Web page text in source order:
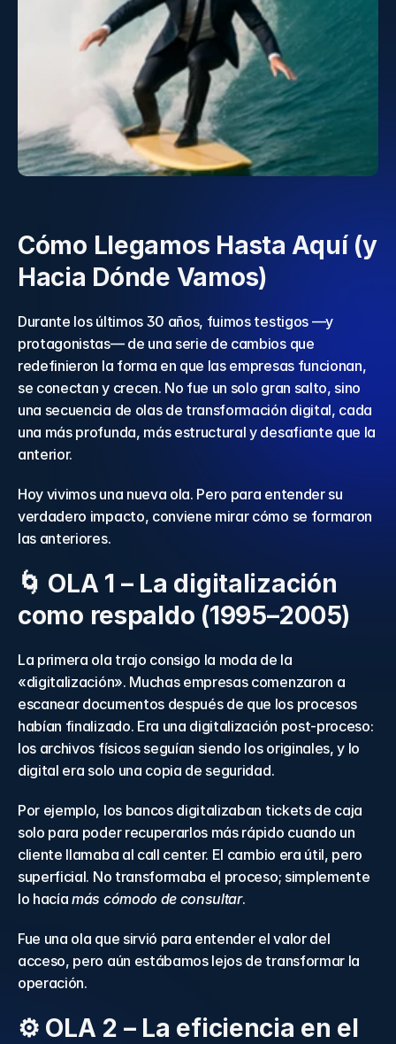
Cómo Llegamos Hasta Aquí (y
Hacia Dónde Vamos)
Durante los últimos 30 años, fuimos testigos —y
protagonistas— de una serie de cambios que
redefinieron la forma en que las empresas funcionan,
se conectan y crecen. No fue un solo gran salto, sino
una secuencia de olas de transformación digital, cada
una más profunda, más estructural y desafiante que la
anterior.
Hoy vivimos una nueva ola. Pero para entender su
verdadero impacto, conviene mirar cómo se formaron
las anteriores.
🌀 OLA 1 – La digitalización
como respaldo (1995–2005)
La primera ola trajo consigo la moda de la
«digitalización». Muchas empresas comenzaron a
escanear documentos después de que los procesos
habían finalizado. Era una digitalización post-proceso:
los archivos físicos seguían siendo los originales, y lo
digital era solo una copia de seguridad.
Por ejemplo, los bancos digitalizaban tickets de caja
solo para poder recuperarlos más rápido cuando un
cliente llamaba al call center. El cambio era útil, pero
superficial. No transformaba el proceso; simplemente
lo hacía más cómodo de consultar.
Fue una ola que sirvió para entender el valor del
acceso, pero aún estábamos lejos de transformar la
operación.
⚙️ OLA 2 – La eficiencia en el